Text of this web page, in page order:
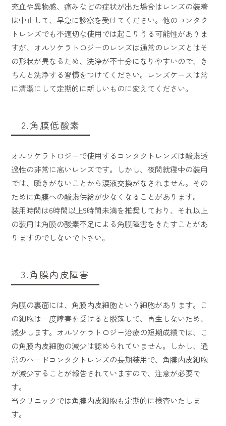
充血や異物感、痛みなどの症状が出た場合はレンズの装着
は中止して、早急に診察を受けてください。他のコンタク
トレンズでも不適切な使用では起こりうる可能性がありま
すが、オルソケラトロジーのレンズは通常のレンズとはそ
の形状が異なるため、洗浄が不十分になりやすいので、き
ちんと洗浄する習慣をつけてください。レンズケースは常
に清潔にして定期的に新しいものに変えてください。
2.角膜低酸素
オルソケラトロジーで使用するコンタクトレンズは酸素透
過性の非常に高いレンズです。しかし、夜間就寝中の装用
では、瞬きがないことから涙液交換がなされません。その
ために角膜への酸素供給が少なくなることがあります。
装用時間は6時間以上9時間未満を推奨しており、それ以上
の装用は角膜の酸素不足による角膜障害をきたすことがあ
りますのでしないで下さい。
3.角膜内皮障害
角膜の裏面には、角膜内皮細胞という細胞があります。こ
の細胞は一度障害を受けると脱落して、再生しないため、
減少します。オルソケラトロジー治療の短期成績では、こ
の角膜内皮細胞の減少は認められていません。しかし、通
常のハードコンタクトレンズの長期装用で、角膜内皮細胞
が減少することが報告されていますので、注意が必要で
す。
当クリニックでは角膜内皮細胞も定期的に検査いたしま
す。